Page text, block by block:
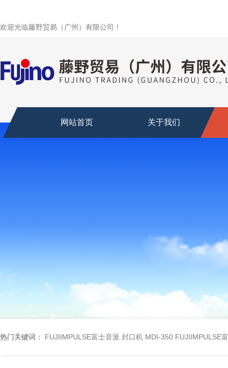
欢迎光临藤野贸易（广州）有限公司！
网站首页 关于我们
热门关键词： FUJIIMPULSE富士音派 封口机 MDI-350 FUJIIMPULSE